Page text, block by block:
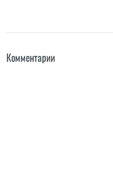
Комментарии